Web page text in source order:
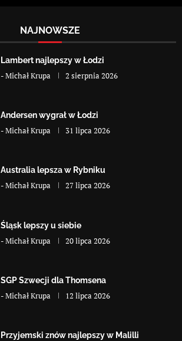
NAJNOWSZE
Lambert najlepszy w Łodzi
-Michał Krupa 2 sierpnia 2026
Andersen wygrał w Łodzi
-Michał Krupa 31 lipca 2026
Australia lepsza w Rybniku
-Michał Krupa 27 lipca 2026
Śląsk lepszy u siebie
-Michał Krupa 20 lipca 2026
SGP Szwecji dla Thomsena
-Michał Krupa 12 lipca 2026
Przyjemski znów najlepszy w Malilli